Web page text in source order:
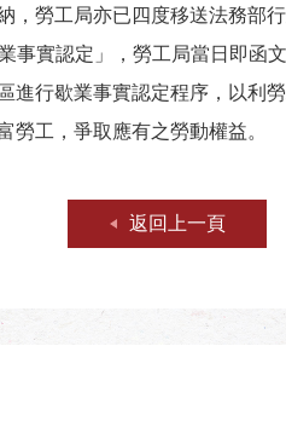
，勞工局亦已四度移送法務部
事實認定」，勞工局當日即函
進行歇業事實認定程序，以利
工，爭取應有之勞動權益。
返回上一頁